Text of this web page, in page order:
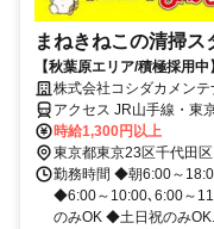
まねきねこの清掃ス
【秋葉原エリア/積極採用
客ナシ♪未経験歓迎!初バ
掃除専属スタッフ!
株式会社コシダカメン
アクセス JR山手線・東
歩1分
時給1,300円以上
東京都東京23区千代田区
勤務時間 ◆朝6:00～
◆6:00～10:00､6:00～
のみOK ◆土日祝のみ